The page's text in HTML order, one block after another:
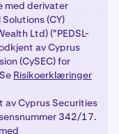
bli låst opp med
basert på din
du har fullført de
nye
produkter.
med derivater
(CY)
Ltd) ("PEDSL-
av Cyprus
(CySEC) for
Risikoerklæringer
av Cyprus Securities
342/17.